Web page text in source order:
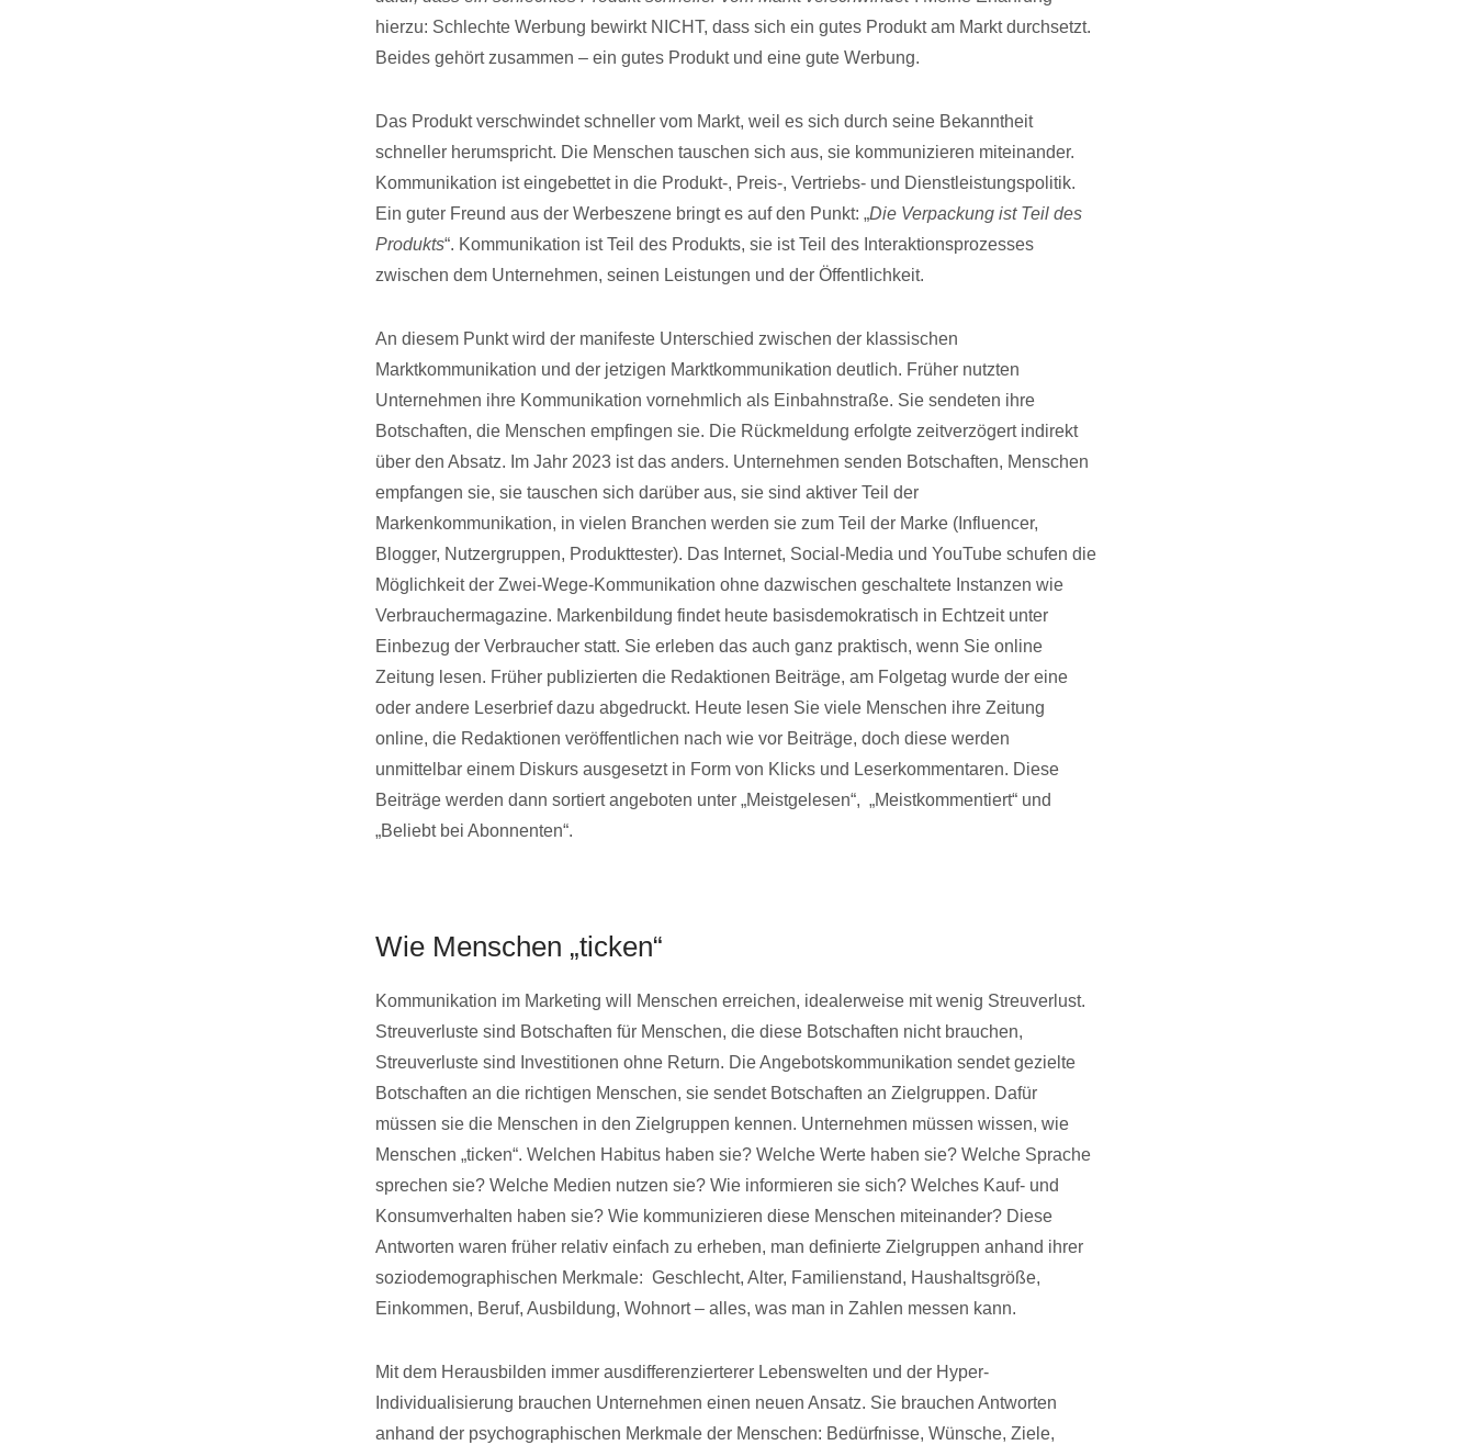
hierzu: Schlechte Werbung bewirkt NICHT, dass sich ein gutes Produkt am Markt durchsetzt.
Beides gehört zusammen – ein gutes Produkt und eine gute Werbung.
Das Produkt verschwindet schneller vom Markt, weil es sich durch seine Bekanntheit
schneller herumspricht. Die Menschen tauschen sich aus, sie kommunizieren miteinander.
Kommunikation ist eingebettet in die Produkt-, Preis-, Vertriebs- und Dienstleistungspolitik.
Ein guter Freund aus der Werbeszene bringt es auf den Punkt: „Die Verpackung ist Teil des
Produkts“. Kommunikation ist Teil des Produkts, sie ist Teil des Interaktionsprozesses
zwischen dem Unternehmen, seinen Leistungen und der Öffentlichkeit.
An diesem Punkt wird der manifeste Unterschied zwischen der klassischen
Marktkommunikation und der jetzigen Marktkommunikation deutlich. Früher nutzten
Unternehmen ihre Kommunikation vornehmlich als Einbahnstraße. Sie sendeten ihre
Botschaften, die Menschen empfingen sie. Die Rückmeldung erfolgte zeitverzögert indirekt
über den Absatz. Im Jahr 2023 ist das anders. Unternehmen senden Botschaften, Menschen
empfangen sie, sie tauschen sich darüber aus, sie sind aktiver Teil der
Markenkommunikation, in vielen Branchen werden sie zum Teil der Marke (Influencer,
Blogger, Nutzergruppen, Produkttester). Das Internet, Social-Media und YouTube schufen die
Möglichkeit der Zwei-Wege-Kommunikation ohne dazwischen geschaltete Instanzen wie
Verbrauchermagazine. Markenbildung findet heute basisdemokratisch in Echtzeit unter
Einbezug der Verbraucher statt. Sie erleben das auch ganz praktisch, wenn Sie online
Zeitung lesen. Früher publizierten die Redaktionen Beiträge, am Folgetag wurde der eine
oder andere Leserbrief dazu abgedruckt. Heute lesen Sie viele Menschen ihre Zeitung
online, die Redaktionen veröffentlichen nach wie vor Beiträge, doch diese werden
unmittelbar einem Diskurs ausgesetzt in Form von Klicks und Leserkommentaren. Diese
Beiträge werden dann sortiert angeboten unter „Meistgelesen“, „Meistkommentiert“ und
„Beliebt bei Abonnenten“.
Wie Menschen „ticken“
Kommunikation im Marketing will Menschen erreichen, idealerweise mit wenig Streuverlust.
Streuverluste sind Botschaften für Menschen, die diese Botschaften nicht brauchen,
Streuverluste sind Investitionen ohne Return. Die Angebotskommunikation sendet gezielte
Botschaften an die richtigen Menschen, sie sendet Botschaften an Zielgruppen. Dafür
müssen sie die Menschen in den Zielgruppen kennen. Unternehmen müssen wissen, wie
Menschen „ticken“. Welchen Habitus haben sie? Welche Werte haben sie? Welche Sprache
sprechen sie? Welche Medien nutzen sie? Wie informieren sie sich? Welches Kauf- und
Konsumverhalten haben sie? Wie kommunizieren diese Menschen miteinander? Diese
Antworten waren früher relativ einfach zu erheben, man definierte Zielgruppen anhand ihrer
soziodemographischen Merkmale: Geschlecht, Alter, Familienstand, Haushaltsgröße,
Einkommen, Beruf, Ausbildung, Wohnort – alles, was man in Zahlen messen kann.
Mit dem Herausbilden immer ausdifferenzierterer Lebenswelten und der Hyper-
Individualisierung brauchen Unternehmen einen neuen Ansatz. Sie brauchen Antworten
anhand der psychographischen Merkmale der Menschen: Bedürfnisse, Wünsche, Ziele,